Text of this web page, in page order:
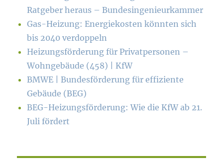
Ratgeber heraus – Bundesingenieurkammer
Gas-Heizung: Energiekosten könn­ten sich
bis 2040 verdoppeln
Heizungsförderung für Privatpersonen –
Wohngebäude (458) | KfW
BMWE | Bundesförderung für effiziente
Gebäude (BEG)
BEG-Heizungsförderung: Wie die KfW ab 21.
Juli fördert